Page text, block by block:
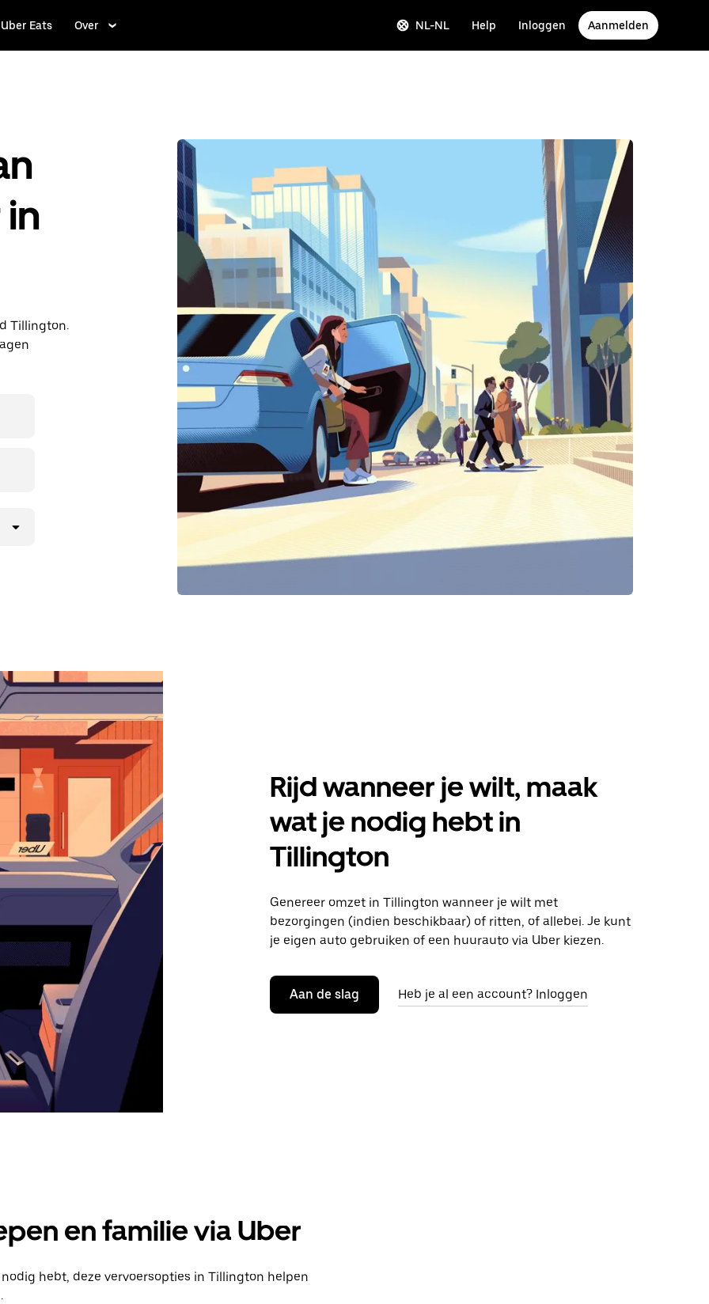
Uber Eats Over NL-NL Help Inloggen Aanmelden
Tillington.
Rijd wanneer je wilt, maak
wat je nodig hebt in
Tillington
Genereer omzet in Tillington wanneer je wilt met
bezorgingen (indien beschikbaar) of ritten, of allebei. Je kunt
je eigen auto gebruiken of een huurauto via Uber kiezen.
Aan de slag Heb je al een account? Inloggen
en familie via Uber
hebt, deze vervoersopties in Tillington helpen